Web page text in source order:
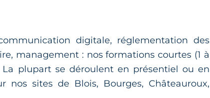
digitale, réglementation des
management : nos formations courtes (1 à
plupart se déroulent en présentiel ou en
nos sites de Blois, Bourges, Châteauroux,